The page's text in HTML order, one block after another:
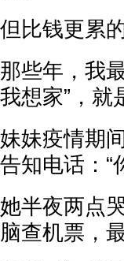
但比钱更累
那些年，我
我想家”，就
妹妹疫情期
告知电话：“
她半夜两点
脑查机票，